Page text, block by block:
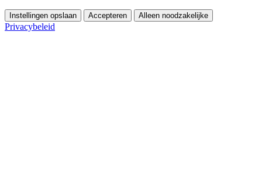
Instellingen opslaan Accepteren Alleen noodzakelijke
Privacybeleid